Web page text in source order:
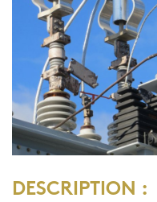
DESCRIPTION :